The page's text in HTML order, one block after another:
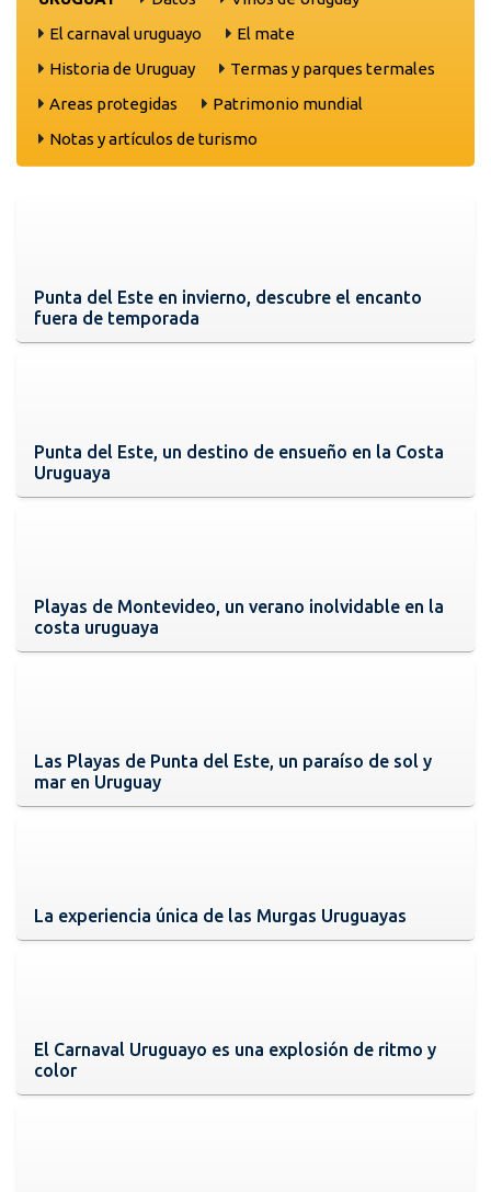
El carnaval uruguayo
El mate
Historia de Uruguay
Termas y parques termales
Areas protegidas
Patrimonio mundial
Notas y artículos de turismo
Punta del Este en invierno, descubre el encanto
fuera de temporada
Punta del Este, un destino de ensueño en la Costa
Uruguaya
Playas de Montevideo, un verano inolvidable en la
costa uruguaya
Las Playas de Punta del Este, un paraíso de sol y
mar en Uruguay
La experiencia única de las Murgas Uruguayas
El Carnaval Uruguayo es una explosión de ritmo y
color